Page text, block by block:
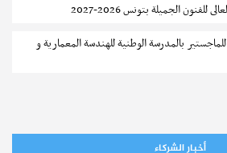
الجميلة بتونس 2026-2027
بالمدرسة الوطنية للهندسة المعمارية و
أخبار الشركاء